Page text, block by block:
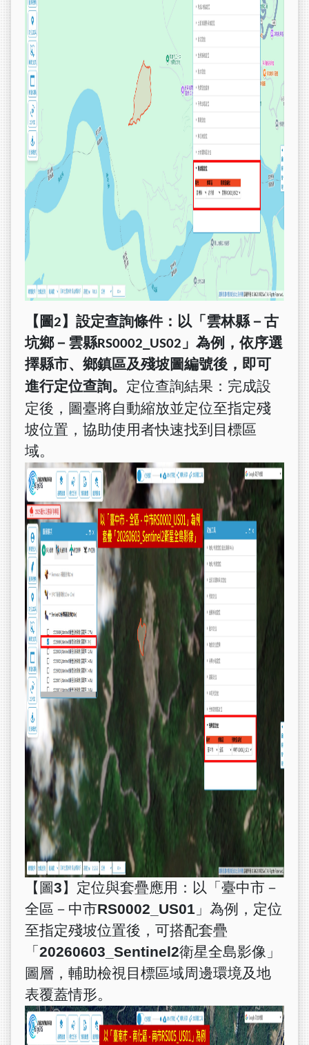
【圖2】 設定查詢條件：以「雲林縣－古
坑鄉－雲縣RS0002_US02」為例，依序選
擇縣市、鄉鎮區及殘坡圖編號後，即可
進行定位查詢。 定位查詢結果：完成設
定後，圖臺將自動縮放並定位至指定殘
坡位置，協助使用者快速找到目標區
域。
【圖3】定位與套疊應用：以「臺中市－
全區－中市RS0002_US01」為例，定位
至指定殘坡位置後，可搭配套疊
「20260603_Sentinel2衛星全島影像」
圖層，輔助檢視目標區域周邊環境及地
表覆蓋情形。